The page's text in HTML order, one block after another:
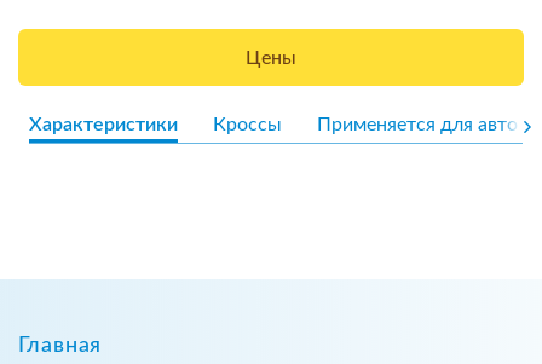
Цены
Характеристики Кроссы Применяется для авто
Главная